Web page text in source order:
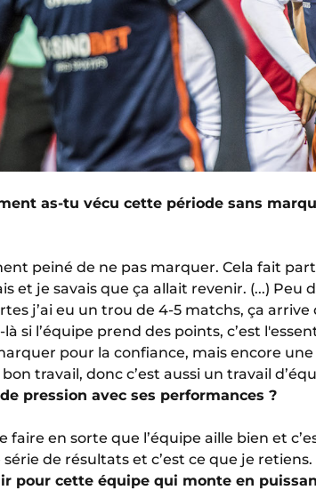
as-tu vécu cette période sans
peiné de ne pas marquer. Cela fait
et je savais que ça allait revenir. (...) Peu
j’ai eu un trou de 4-5 matchs, ça
si l’équipe prend des points, c’est
pour la confiance, mais encore une
travail, donc c’est aussi un travail
pression avec ses performances ?
faire en sorte que l’équipe aille bien et
de résultats et c’est ce que je retiens.
pour cette équipe qui monte en